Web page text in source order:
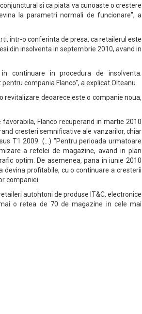
si ca piata va cunoaste o crestere
la parametri normali de funcionare", a
intr-o conferinta de presa, ca retailerul este
din insolventa in septembrie 2010, avand in
continuare in procedura de insolventa.
compania Flanco", a explicat Olteanu.
revitalizare deoarece este o companie noua,
Flanco recuperand in martie 2010
cresteri semnificative ale vanzarilor, chiar
T1 2009. (...) "Pentru perioada urmatoare
a retelei de magazine, avand in plan
optim. De asemenea, pana in iunie 2010
devina profitabile, cu o continuare a cresterii
companiei.
autohtoni de produse IT&C, electronice
o retea de 70 de magazine in cele mai